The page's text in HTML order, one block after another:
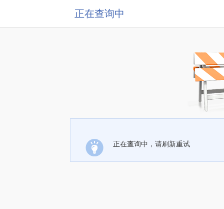
正在查询中
正在查询中，请刷新重试